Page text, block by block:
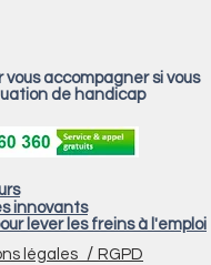
vous accompagner si vous
de handicap
innovants
lever les freins à l'emploi
légales / RGPD